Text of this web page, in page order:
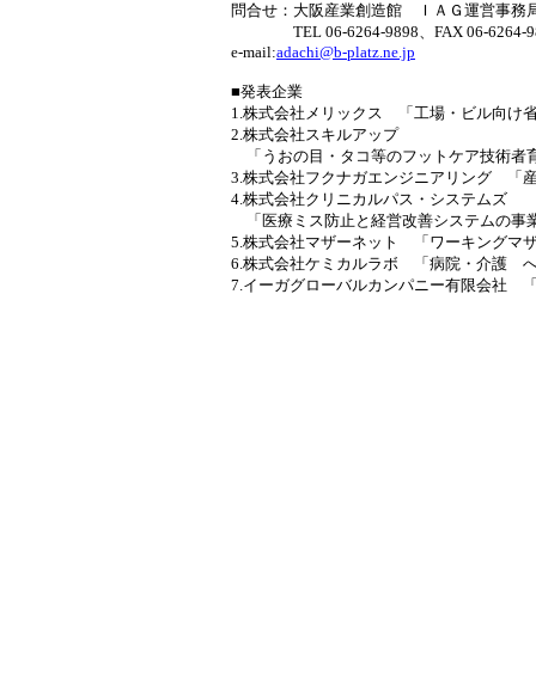
問合せ：大阪産業創造館 ＩＡＧ運営事
TEL 06-6264-9898、FAX 06-6264-
e-mail:adachi@b-platz.ne.jp
■発表企業
1.株式会社メリックス 「工場・ビル向け
2.株式会社スキルアップ
「うおの目・タコ等のフットケア技術者
3.株式会社フクナガエンジニアリング 「
4.株式会社クリニカルパス・システムズ
「医療ミス防止と経営改善システムの事
5.株式会社マザーネット 「ワーキングマ
6.株式会社ケミカルラボ 「病院・介護
7.イーガグローバルカンパニー有限会社